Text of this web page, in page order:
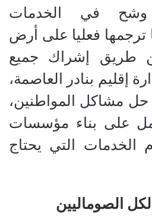
وشح في الخدمات
ترجمها فعليا على أرض
طريق إشراك جميع
إقليم بنادر العاصمة،
حل مشاكل المواطنين،
على بناء مؤسسات
الخدمات التي يحتاج
الصوماليين